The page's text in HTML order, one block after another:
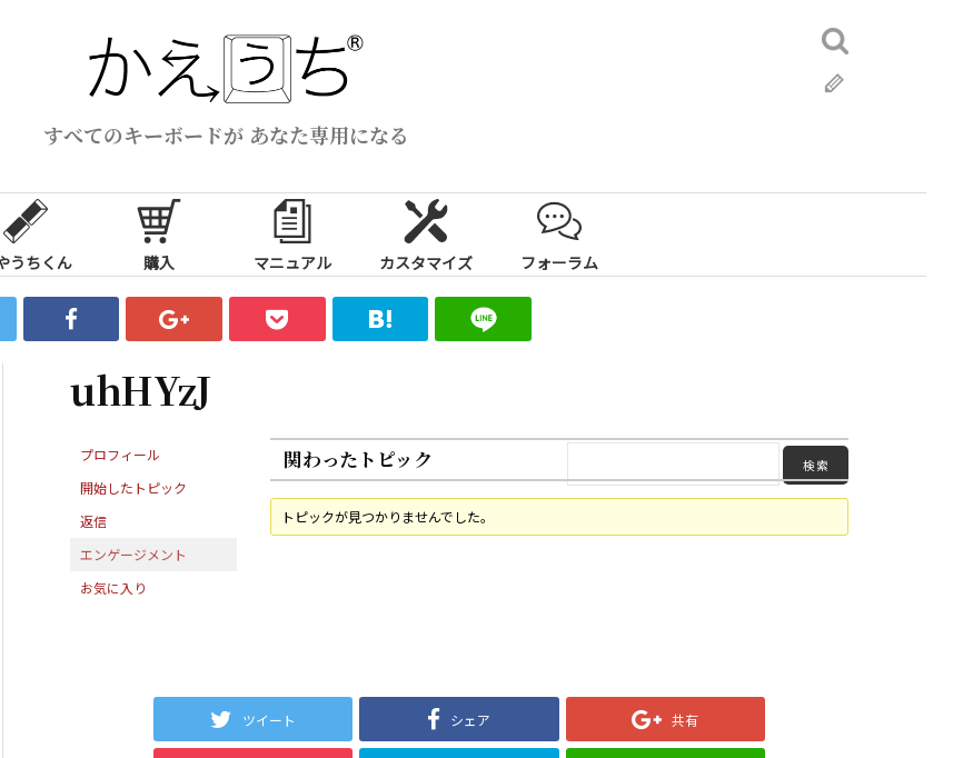
すべてのキーボードが あなた専用になる
検
索:
うちくん 購入 マニュアル カスタマイズ フォーラム
uhHYzJ
プロフィール
開始したトピック
返信
エンゲージメント
お気に入り
関わったトピック
トピックが見つかりませんでした。
ツイート シェア 共有